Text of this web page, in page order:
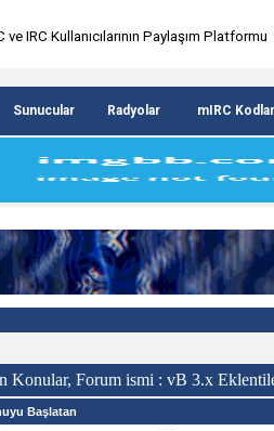
Sunucular Radyolar mIRC Kodlar
Konular, Forum ismi : vB 3.x
Başlatan